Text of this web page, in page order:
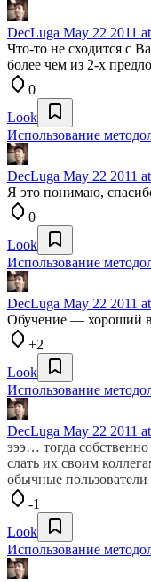
DecLuga May 22 2011
Что-то не сходится с
более чем из 2-х
0
Look
Использование
DecLuga May 22 2011
Я это понимаю,
0
Look
Использование
DecLuga May 22 2011
Обучение — хороший
+2
Look
Использование
DecLuga May 22 2011
эээ… тогда
слать их своим
обычные
-1
Look
Использование